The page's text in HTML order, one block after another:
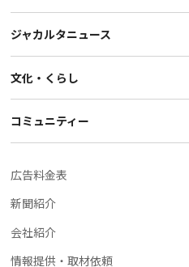
ジャカルタニュース
文化・くらし
コミュニティー
広告料金表
新聞紹介
会社紹介
情報提供・取材依頼